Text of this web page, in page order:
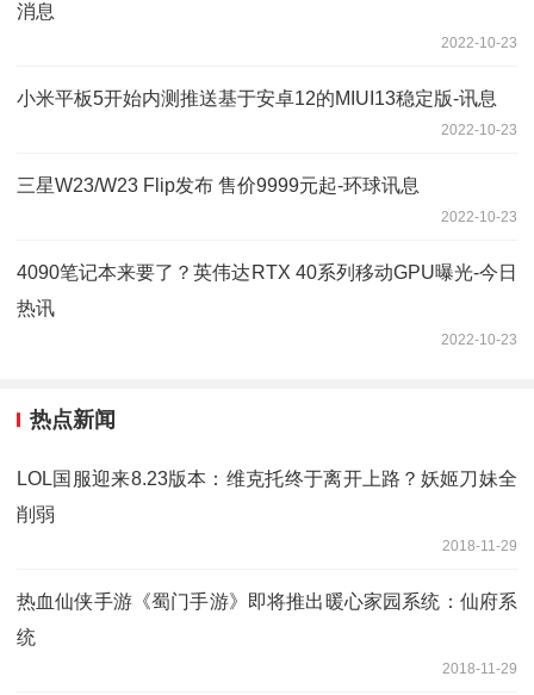
消息
2022-10-23
小米平板5开始内测推送基于安卓12的MIUI13稳定版-讯息
2022-10-23
三星W23/W23 Flip发布 售价9999元起-环球讯息
2022-10-23
4090笔记本来要了？英伟达RTX 40系列移动GPU曝光-今日
热讯
2022-10-23
热点新闻
LOL国服迎来8.23版本：维克托终于离开上路？妖姬刀妹全
削弱
2018-11-29
热血仙侠手游《蜀门手游》即将推出暖心家园系统：仙府系
统
2018-11-29